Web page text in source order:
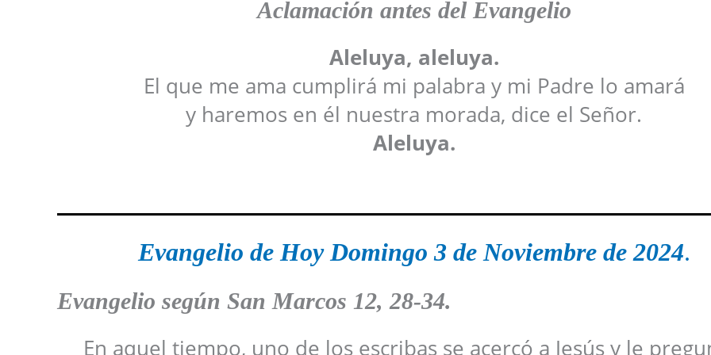
Aclamación antes del Evangelio
Aleluya, aleluya.
El que me ama cumplirá mi palabra y mi Padre lo amará
y haremos en él nuestra morada, dice el Señor.
Aleluya.
Evangelio de Hoy Domingo 3 de Noviembre de 2024.
Evangelio según San Marcos 12, 28-34.
En aquel tiempo, uno de los escribas se acercó a Jesús y le